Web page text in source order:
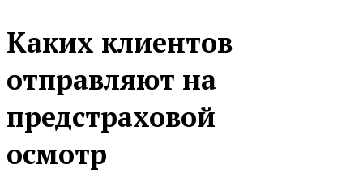
Каких клиентов
отправляют на
предстраховой
осмотр